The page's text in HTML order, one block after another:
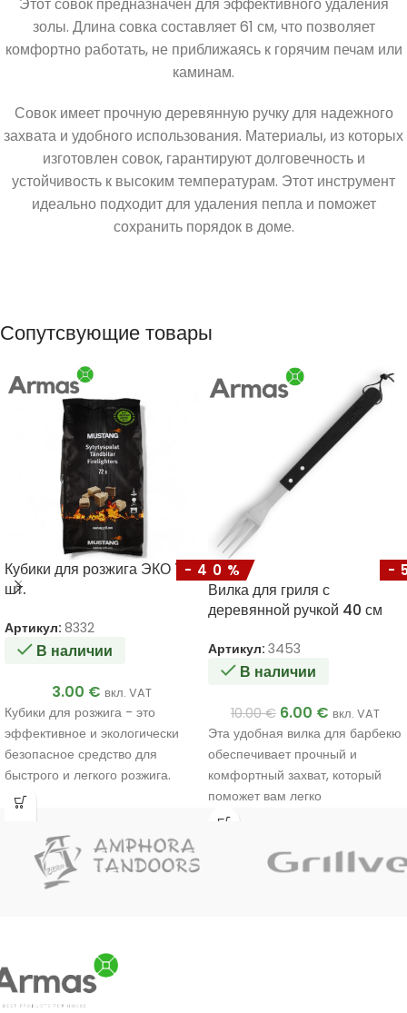
золы. Длина совка составляет 61 см, что позволяет
комфортно работать, не приближаясь к горячим печам или
каминам.
Совок имеет прочную деревянную ручку для надежного
захвата и удобного использования. Материалы, из которых
изготовлен совок, гарантируют долговечность и
устойчивость к высоким температурам. Этот инструмент
идеально подходит для удаления пепла и поможет
сохранить порядок в доме.
Сопутсвующие товары
Кубики для розжига ЭКО 72
шт.
Артикул: 8332
В наличии
3.00 € вкл. VAT
Кубики для розжига - это
эффективное и экологически
безопасное средство для
быстрого и легкого розжига.
Благодаря своему
содержат вредных веществ,
нетоксичны и не имеют
неприятного запаха,
разжигания костров, печей,
грилей и каминов как в
помещении, так и на открытом
-40%
Вилка для гриля с
деревянной ручкой 40 см
Артикул: 3453
В наличии
10.00€ 6.00 € вкл. VAT
Эта удобная вилка для барбекю
обеспечивает прочный и
комфортный захват, который
поможет вам легко
переворачивать и перемещать
-